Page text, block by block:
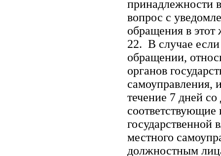
принадлежности
вопрос с
обращения в этот
22. В случае
обращении,
органов
самоуправления,
течение 7 дней
государственной
местного
должностным